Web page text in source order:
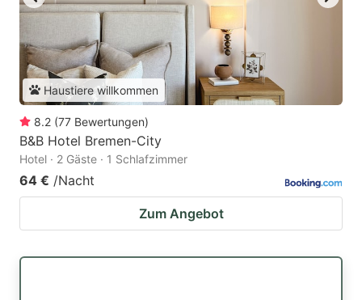
Haustiere willkommen
8.2 (77 Bewertungen)
B&B Hotel Bremen-City
Hotel · 2 Gäste · 1 Schlafzimmer
64 € /Nacht
Zum Angebot